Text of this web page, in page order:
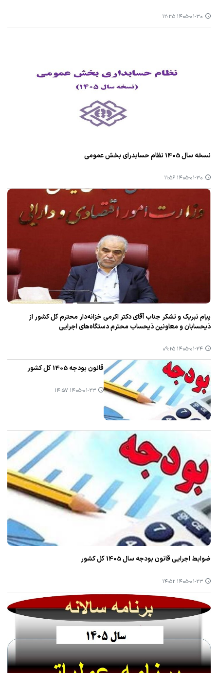
۱۴۰۵-۰۱-۳۰ ۱۲:۳۵
نسخه سال 1405 نظام حسابدرای بخش عمومی
۱۴۰۵-۰۱-۳۰ ۱۱:۵۶
پیام تبریک و تشکر جناب آقای دکتر اکرمی خزانه‌دار محترم کل کشور از
ذیحسابان و معاونین ذیحساب محترم دستگاه‌های اجرایی
۱۴۰۵-۰۱-۲۴ ۰۹:۲۵
قانون بودجه 1405 کل کشور
۱۴۰۵-۰۱-۲۳ ۱۴:۵۷
ضوابط اجرایی قانون بودجه سال 1405 کل کشور
۱۴۰۵-۰۱-۲۳ ۱۴:۵۲